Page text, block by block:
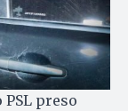
preso